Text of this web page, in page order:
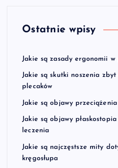
Ostatnie wpisy
Jakie są zasady ergonomii
Jakie są skutki noszenia
plecaków
Jakie są objawy
Jakie są objawy
leczenia
Jakie są najczęstsze mity
kręgosłupa